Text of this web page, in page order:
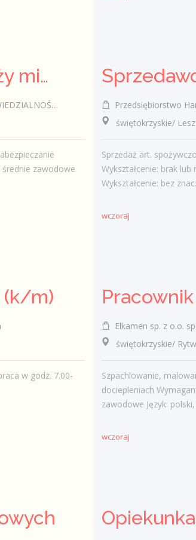
Sprzedawca w branży mięsnej
średnie zawodowe
Przedsiębiorstwo
świętokrzyskie/
Sprzedaż art.
Wykształcenie: brak
Wykształcenie: bez
wczoraj
(k/m)
w godz. 7.00-
Elkamen sp. z o.o.
świętokrzyskie/
Szpachlowanie,
dociepleniach
zawodowe Język:
wczoraj